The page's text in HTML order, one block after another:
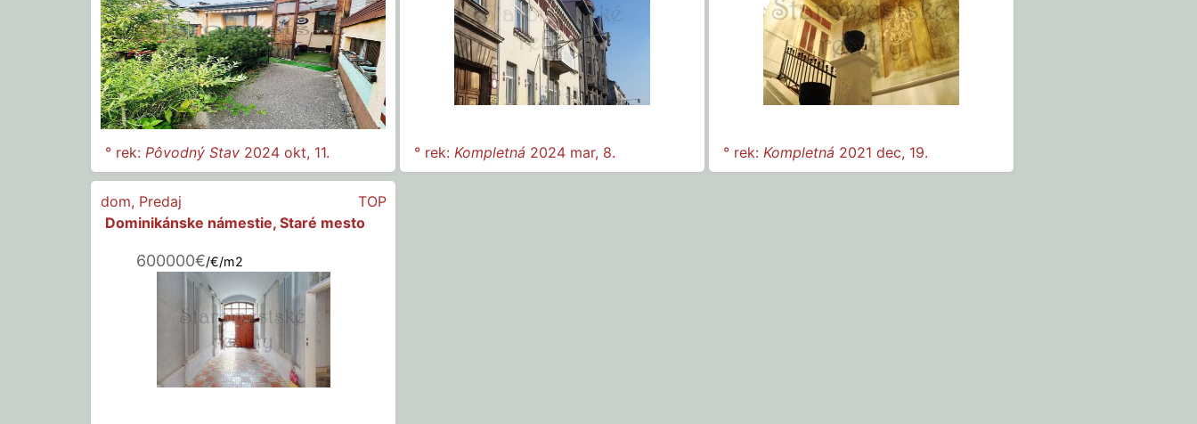
° rek:Pôvodný Stav 2024 okt, 11. ° rek:Kompletná 2024 mar, 8. ° rek:Kompletná 2021 dec, 19.
TOP
dom, Predaj
Dominikánske námestie, Staré mesto
600000€/€/m2